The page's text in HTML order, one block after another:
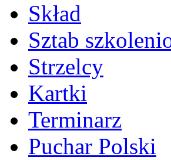
Skład
Sztab
Strzelcy
Kartki
Terminarz
Puchar Polski